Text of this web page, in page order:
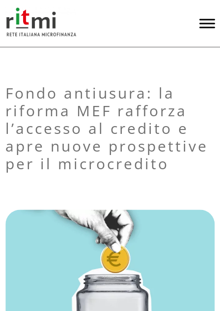
Fondo antiusura: la
riforma MEF rafforza
l’accesso al credito e
apre nuove prospettive
per il microcredito